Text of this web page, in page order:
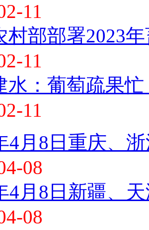
11
村部部署2023
11
水：葡萄疏果
11
4月8日重庆、
08
4月8日新疆、
08